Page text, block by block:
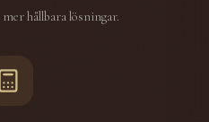
hållbara lösningar.